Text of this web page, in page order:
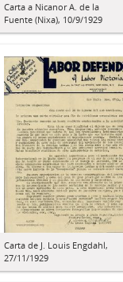
Carta a Nicanor A. de la
Fuente (Nixa), 10/9/1929
Carta de J. Louis Engdahl,
27/11/1929